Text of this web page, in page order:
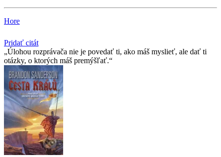
Hore
Pridať citát
Úlohou rozprávača nie je povedať ti, ako máš myslieť, ale dať ti
otázky, o ktorých máš premýšľať.